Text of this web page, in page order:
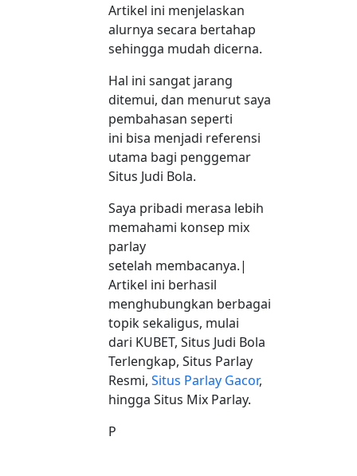
Artikel ini menjelaskan
alurnya secara bertahap
sehingga mudah dicerna.
Hal ini sangat jarang
ditemui, dan menurut saya
pembahasan seperti
ini bisa menjadi referensi
utama bagi penggemar
Situs Judi Bola.
Saya pribadi merasa lebih
memahami konsep mix
parlay
setelah membacanya.|
Artikel ini berhasil
menghubungkan berbagai
topik sekaligus, mulai
dari KUBET, Situs Judi Bola
Terlengkap, Situs Parlay
Resmi, Situs Parlay Gacor,
hingga Situs Mix Parlay.
P